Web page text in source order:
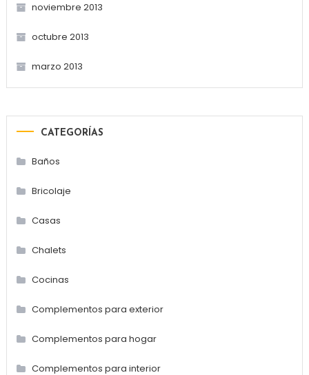
noviembre 2013
octubre 2013
marzo 2013
CATEGORÍAS
Baños
Bricolaje
Casas
Chalets
Cocinas
Complementos para exterior
Complementos para hogar
Complementos para interior